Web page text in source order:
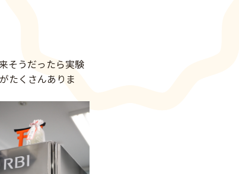
そうだったら実験
たくさんありま